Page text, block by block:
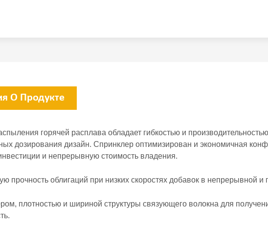
О Продукте
горячей расплава обладает гибкостью и
дозирования дизайн. Спринклер оптимизирован и экономичная
и непрерывную стоимость владения.
прочность облигаций при низких скоростях добавок в непрерывной
плотностью и шириной структуры связующего волокна для